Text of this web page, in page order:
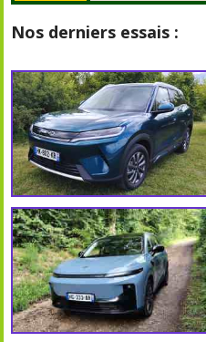
Nos derniers essais :